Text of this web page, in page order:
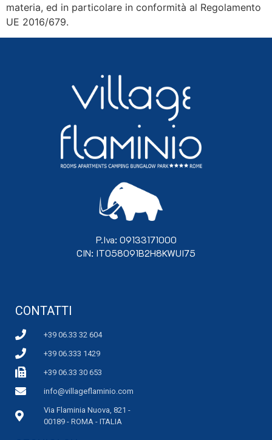
materia, ed in particolare in conformità al Regolamento
UE 2016/679.
P.Iva: 09133171000
CIN: IT058091B2H8KWUI75
CONTATTI
+39 06.33 32 604
+39 06.333 1429
+39 06.33 30 653
info@villageflaminio.com
Via Flaminia Nuova, 821 -
00189 - ROMA - ITALIA